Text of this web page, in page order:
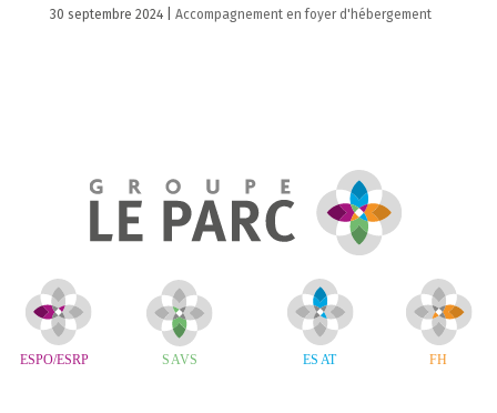
30 septembre 2024| Accompagnement en foyer d'hébergement